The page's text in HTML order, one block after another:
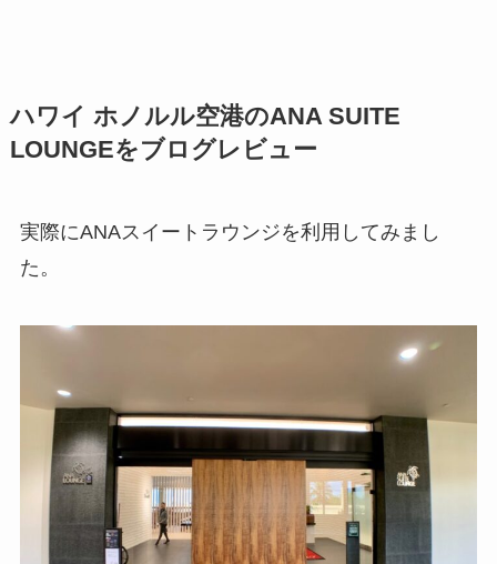
ハワイ ホノルル空港のANA SUITE
LOUNGEをブログレビュー
実際にANAスイートラウンジを利用してみまし
た。